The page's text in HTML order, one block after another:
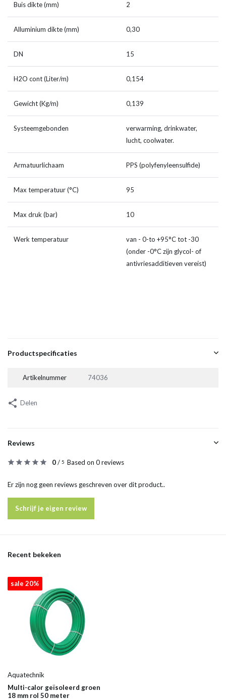
Buis dikte (mm) 2
Alluminium dikte (mm) 0,30
DN 15
H2O cont (Liter/m) 0,154
Gewicht (Kg/m) 0,139
Systeemgebonden
verwarming, drinkwater,
lucht, coolwater.
Armatuurlichaam PPS (polyfenyleensulfide)
Max temperatuur (°C) 95
Max druk (bar) 10
Werk temperatuur
van - 0-to +95°C tot -30
(onder -0°C zijn glycol- of
antivriesadditieven vereist)
Productspecificaties
Artikelnummer 74036
Delen
Reviews
0/ 5 Based on 0 reviews
Er zijn nog geen reviews geschreven over dit product..
Schrijf je eigen review
Recent bekeken
sale 20%
Aquatechnik
Multi-calor geïsoleerd groen
18 mm rol 50 meter